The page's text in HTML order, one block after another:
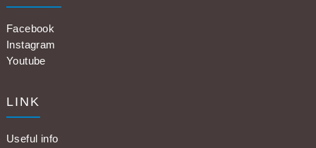
Facebook
Instagram
Youtube
LINK
Useful info